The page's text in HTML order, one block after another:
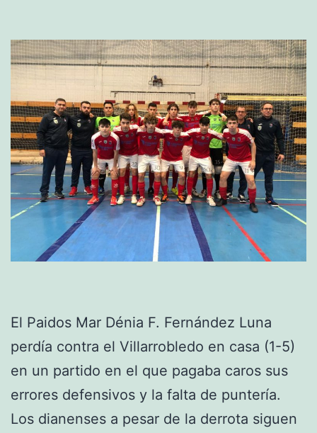
El Paidos Mar Dénia F. Fernández Luna
perdía contra el Villarrobledo en casa (1-5)
en un partido en el que pagaba caros sus
errores defensivos y la falta de puntería.
Los dianenses a pesar de la derrota siguen